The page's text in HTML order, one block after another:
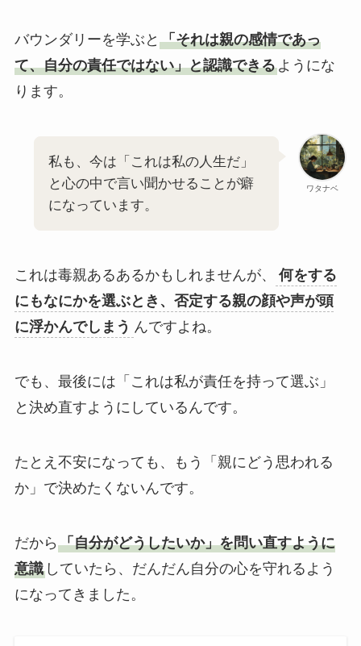
バウンダリーを学ぶと 「それは親の感情であっ
て、自分の責任ではない」と認識できるようにな
ります。
ワタナベ
私も、今は「これは私の人生だ」
と心の中で言い聞かせることが癖
になっています。
これは毒親あるあるかもしれませんが、
何をする
にもなにかを選ぶとき、否定する親の顔や声が頭
に浮かんでしまう んですよね。
でも、最後には「これは私が責任を持って選ぶ」
と決め直すようにしているんです。
たとえ不安になっても、もう「親にどう思われる
か」で決めたくないんです。
だから 「自分がどうしたいか」を問い直すように
意識していたら、だんだん自分の心を守れるよう
になってきました。